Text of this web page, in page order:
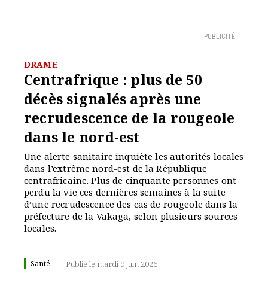
PUBLICITÉ
DRAME
Centrafrique : plus de 50
décès signalés après une
recrudescence de la rougeole
dans le nord-est
Une alerte sanitaire inquiète les autorités locales
dans l’extrême nord-est de la République
centrafricaine. Plus de cinquante personnes ont
perdu la vie ces dernières semaines à la suite
d’une recrudescence des cas de rougeole dans la
préfecture de la Vakaga, selon plusieurs sources
locales.
Santé Publié le mardi 9 juin 2026